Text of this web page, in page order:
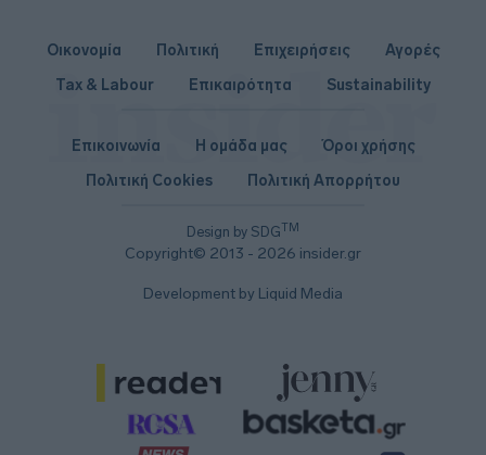
Οικονομία Πολιτική Επιχειρήσεις
Αγορές
Tax & Labour
Επικαιρότητα Sustainability
Design by SDGTM
Copyright© 2013 - 2026 insider.gr
Επικοινωνία Η ομάδα μας
Όροι χρήσης
Πολιτική Cookies
Πολιτική Απορρήτου
Development by Liquid Media